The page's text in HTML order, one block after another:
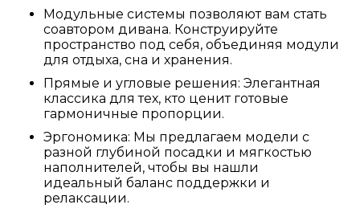
Модульные системы позволяют вам стать
соавтором дивана. Конструируйте
пространство под себя, объединяя модули
для отдыха, сна и хранения.
Прямые и угловые решения: Элегантная
классика для тех, кто ценит готовые
гармоничные пропорции.
Эргономика: Мы предлагаем модели с
разной глубиной посадки и мягкостью
наполнителей, чтобы вы нашли
идеальный баланс поддержки и
релаксации.